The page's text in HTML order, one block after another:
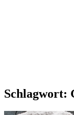
Schlagwort: